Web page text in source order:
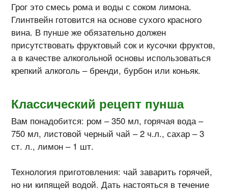
Грог это смесь рома и воды с соком лимона.
Глинтвейн готовится на основе сухого красного
вина. В пунше же обязательно должен
присутствовать фруктовый сок и кусочки фруктов,
а в качестве алкогольной основы использоваться
крепкий алкоголь – бренди, бурбон или коньяк.
Классический рецепт пунша
Вам понадобится: ром – 350 мл, горячая вода –
750 мл, листовой черный чай – 2 ч.л., сахар – 3
ст. л., лимон – 1 шт.
Технология приготовления: чай заварить горячей,
но ни кипящей водой. Дать настояться в течение